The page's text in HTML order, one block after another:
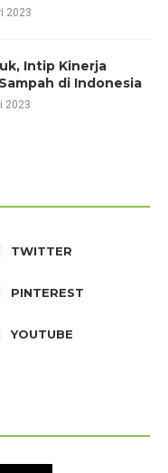
2023
Intip Kinerja
di Indonesia
2023
TWITTER
PINTEREST
YOUTUBE